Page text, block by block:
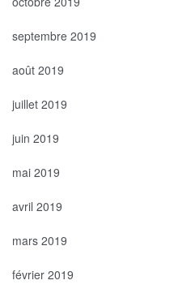
septembre 2019
août 2019
juillet 2019
juin 2019
mai 2019
avril 2019
mars 2019
février 2019